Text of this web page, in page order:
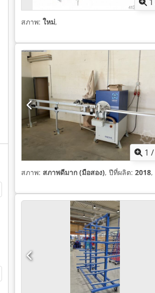
สภาพ: ใหม่,
1 /
สภาพ: สภาพดีมาก (มือสอง), ปีที่ผลิต: 2018,